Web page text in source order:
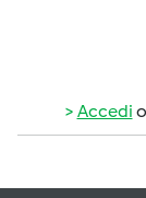
Accedi o